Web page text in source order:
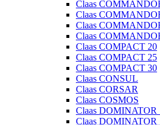
Claas
Claas
Claas
Claas
Claas COMPACT 20
Claas COMPACT 25
Claas COMPACT 30
Claas CONSUL
Claas CORSAR
Claas COSMOS
Claas DOMINATOR
Claas DOMINATOR